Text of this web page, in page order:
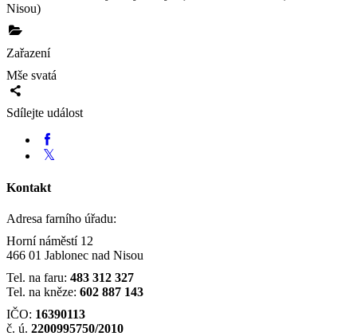
Nisou)
Zařazení
Mše svatá
Sdílejte událost
Kontakt
Adresa farního úřadu:
Horní náměstí 12
466 01 Jablonec nad Nisou
Tel. na faru: 483 312 327
Tel. na kněze: 602 887 143
IČO: 16390113
č. ú. 2200995750/2010